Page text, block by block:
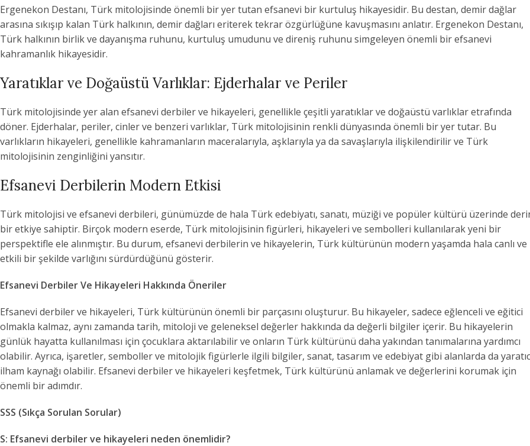
Ergenekon Destanı, Türk mitolojisinde önemli bir yer tutan efsanevi bir kurtuluş hikayesidir. Bu destan, demir dağlar
arasına sıkışıp kalan Türk halkının, demir dağları eriterek tekrar özgürlüğüne kavuşmasını anlatır. Ergenekon Destanı,
Türk halkının birlik ve dayanışma ruhunu, kurtuluş umudunu ve direniş ruhunu simgeleyen önemli bir efsanevi
kahramanlık hikayesidir.
Yaratıklar ve Doğaüstü Varlıklar: Ejderhalar ve Periler
Türk mitolojisinde yer alan efsanevi derbiler ve hikayeleri, genellikle çeşitli yaratıklar ve doğaüstü varlıklar etrafında
döner. Ejderhalar, periler, cinler ve benzeri varlıklar, Türk mitolojisinin renkli dünyasında önemli bir yer tutar. Bu
varlıkların hikayeleri, genellikle kahramanların maceralarıyla, aşklarıyla ya da savaşlarıyla ilişkilendirilir ve Türk
mitolojisinin zenginliğini yansıtır.
Efsanevi Derbilerin Modern Etkisi
Türk mitolojisi ve efsanevi derbileri, günümüzde de hala Türk edebiyatı, sanatı, müziği ve popüler kültürü üzerinde
bir etkiye sahiptir. Birçok modern eserde, Türk mitolojisinin figürleri, hikayeleri ve sembolleri kullanılarak yeni bir
perspektifle ele alınmıştır. Bu durum, efsanevi derbilerin ve hikayelerin, Türk kültürünün modern yaşamda hala canlı ve
etkili bir şekilde varlığını sürdürdüğünü gösterir.
Efsanevi Derbiler Ve Hikayeleri Hakkında Öneriler
Efsanevi derbiler ve hikayeleri, Türk kültürünün önemli bir parçasını oluşturur. Bu hikayeler, sadece eğlenceli ve eğitici
olmakla kalmaz, aynı zamanda tarih, mitoloji ve geleneksel değerler hakkında da değerli bilgiler içerir. Bu hikayelerin
günlük hayatta kullanılması için çocuklara aktarılabilir ve onların Türk kültürünü daha yakından tanımalarına yardımcı
olabilir. Ayrıca, işaretler, semboller ve mitolojik figürlerle ilgili bilgiler, sanat, tasarım ve edebiyat gibi alanlarda da
ilham kaynağı olabilir. Efsanevi derbiler ve hikayeleri keşfetmek, Türk kültürünü anlamak ve değerlerini korumak için
önemli bir adımdır.
SSS (Sıkça Sorulan Sorular)
S: Efsanevi derbiler ve hikayeleri neden önemlidir?